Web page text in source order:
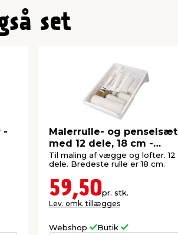
set
-
Malerrulle- og penselsæt
med 12 dele, 18 cm -
Stabile®
Til maling af vægge og lofter. 12
dele. Bredeste rulle er 18 cm.
59,50pr. stk.
Lev. omk. tillægges
Webshop Butik